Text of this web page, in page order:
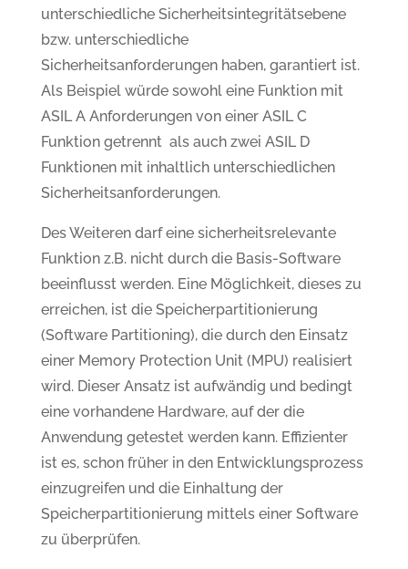
unterschiedliche Sicherheitsintegritätsebene
bzw. unterschiedliche
Sicherheitsanforderungen haben, garantiert ist.
Als Beispiel würde sowohl eine Funktion mit
ASIL A Anforderungen von einer ASIL C
Funktion getrennt als auch zwei ASIL D
Funktionen mit inhaltlich unterschiedlichen
Sicherheitsanforderungen.
Des Weiteren darf eine sicherheitsrelevante
Funktion z.B. nicht durch die Basis-Software
beeinflusst werden. Eine Möglichkeit, dieses zu
erreichen, ist die Speicherpartitionierung
(Software Partitioning), die durch den Einsatz
einer Memory Protection Unit (MPU) realisiert
wird. Dieser Ansatz ist aufwändig und bedingt
eine vorhandene Hardware, auf der die
Anwendung getestet werden kann. Effizienter
ist es, schon früher in den Entwicklungsprozess
einzugreifen und die Einhaltung der
Speicherpartitionierung mittels einer Software
zu überprüfen.